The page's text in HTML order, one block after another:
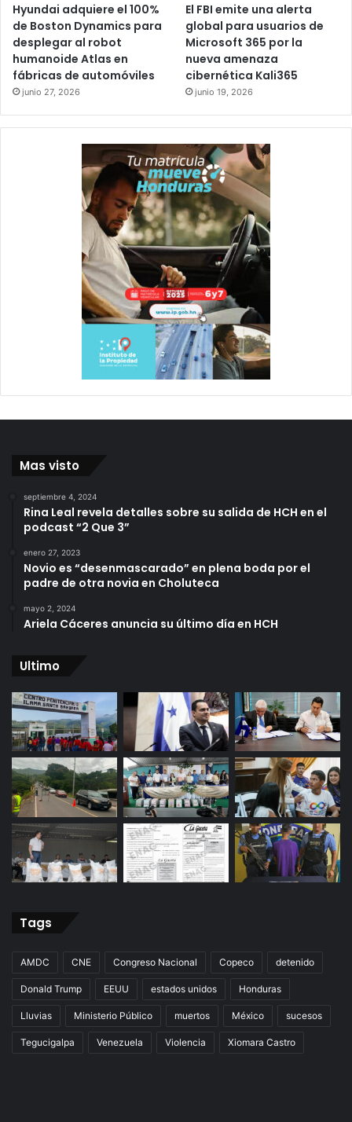
Hyundai adquiere el 100%
de Boston Dynamics para
desplegar al robot
humanoide Atlas en
fábricas de automóviles
junio 27, 2026
El FBI emite una alerta
global para usuarios de
Microsoft 365 por la
nueva amenaza
cibernética Kali365
junio 19, 2026
Mas visto
septiembre 4, 2024
Rina Leal revela detalles sobre su salida de HCH en el
podcast “2 Que 3”
enero 27, 2023
Novio es “desenmascarado” en plena boda por el
padre de otra novia en Choluteca
mayo 2, 2024
Ariela Cáceres anuncia su último día en HCH
Ultimo
Tags
AMDC CNE Congreso Nacional Copeco detenido
Donald Trump EEUU estados unidos Honduras
Lluvias Ministerio Público muertos México sucesos
Tegucigalpa Venezuela Violencia Xiomara Castro